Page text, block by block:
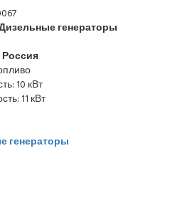
генераторы
Россия
10 кВт
11 кВт
генераторы